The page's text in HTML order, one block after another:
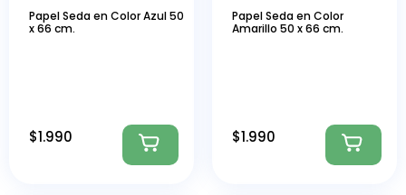
Papel Seda en Color Azul 50
x 66 cm.
$1.990
Papel Seda en Color
Amarillo 50 x 66 cm.
$1.990